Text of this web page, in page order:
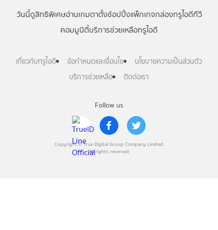
Follow us
Copyright © True Digital Group Company Limited.
All rights reserved
วันนี้ดูสิทธิพิเศษอ่านเกมตาตั้งช้อปปิ้งแพ็กเกจกล่องทรูไอดีทีวี
คอมมูนิตี้บริการช่วยเหลือทรูไอดี
เกี่ยวกับทรูไอดี ข้อกำหนดและเงื่อนไข
นโยบายความเป็นส่วนตัว
บริการช่วยเหลือ
ติดต่อเรา